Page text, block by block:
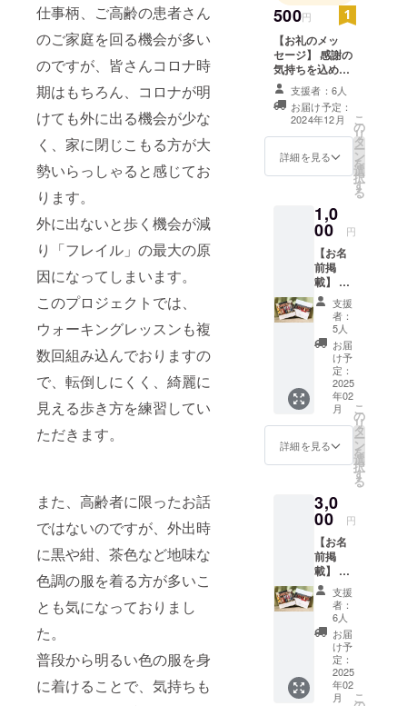
仕事柄、ご高齢の患者さん
のご家庭を回る機会が多い
のですが、皆さんコロナ時
期はもちろん、コロナが明
けても外に出る機会が少な
く、家に閉じこもる方が大
勢いらっしゃると感じてお
ります。
外に出ないと歩く機会が減
り「フレイル」の最大の原
因になってしまいます。
このプロジェクトでは、
ウォーキングレッスンも複
数回組み込んでおりますの
で、転倒しにくく、綺麗に
見える歩き方を練習してい
ただきます。
また、高齢者に限ったお話
ではないのですが、外出時
に黒や紺、茶色など地味な
色調の服を着る方が多いこ
とも気になっておりまし
た。
普段から明るい色の服を身
に着けることで、気持ちも
500円
【お礼のメッ
セージ】 感謝の
気持ちを込め
て、お礼のメッ
セージをお送り
します。
支援者：6人
お届け予定：
2024年12月
詳細を見る
こ
の
リ
タ
ー
ン
を
選
択
す
る
1,0
00 円
【お名
前掲
載】 作
成する
フォト
ブック
に、支
援者様
のお名
（ニッ
クネー
ム）を
掲載し
ます。
・掲載
文字の
み、ロ
ゴ／バ
ナーの
掲載は
不可 ・
支援
時、必
ず備考
欄に希
望され
るお名
前をご
記入く
支援
者：
5人
お届
け予
定：
2025
年02
月
詳細を見る
こ
の
リ
タ
ー
ン
を
選
択
す
る
3,0
00 円
【お名
前掲
載】 作
成する
フォト
ブック
に、支
援者様
のお名
（ニッ
クネー
支援
者：
6人
お届
け予
定：
2025
年02
月
こ